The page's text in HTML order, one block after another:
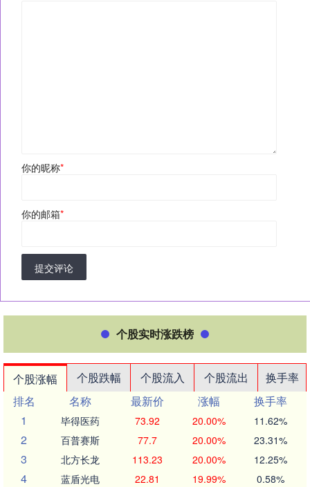
你的昵称*
你的邮箱*
提交评论
个股实时涨跌榜
个股涨幅 个股跌幅 个股流入 个股流出
换手率
排名
名称 最新价 涨幅
换手率
1
毕得医药 73.92 20.00% 11.62%
2 百普赛斯 77.7 20.00% 23.31%
3 北方长龙 113.23 20.00% 12.25%
4 蓝盾光电 22.81 19.99% 0.58%